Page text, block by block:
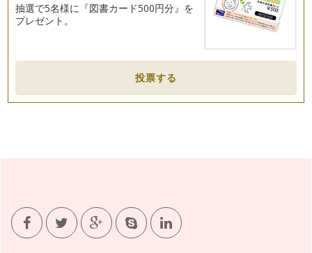
抽選で5名様に『図書カード500円分』を
プレゼント。
投票する